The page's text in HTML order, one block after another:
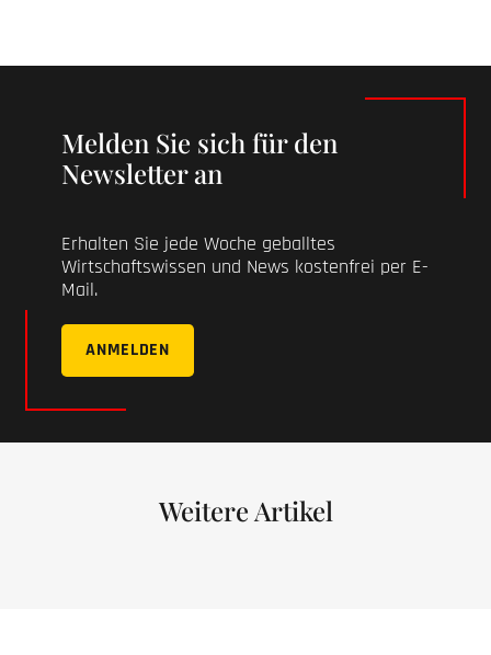
Melden Sie sich für den
Newsletter an
Erhalten Sie jede Woche geballtes
Wirtschaftswissen und News kostenfrei per E-
Mail.
ANMELDEN
Weitere Artikel